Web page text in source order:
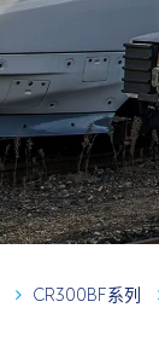
CR300BF系列